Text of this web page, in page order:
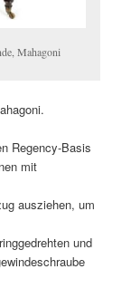
Mahagoni
Regency-Basis
mit
ausziehen, um
und